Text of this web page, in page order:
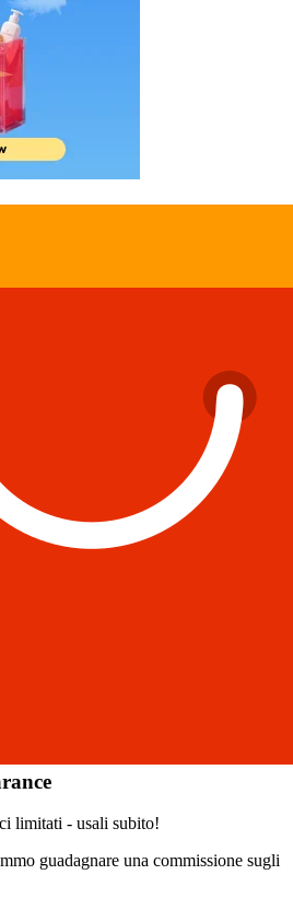
limitati - usali subito!
guadagnare una commissione sugli